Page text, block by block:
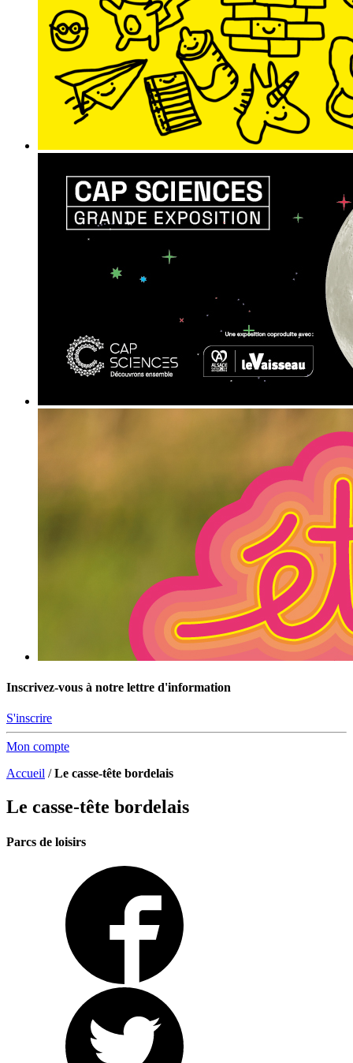
Inscrivez-vous à notre lettre d'information
S'inscrire
Mon compte
Accueil /Le casse-tête bordelais
Le casse-tête bordelais
Parcs de loisirs